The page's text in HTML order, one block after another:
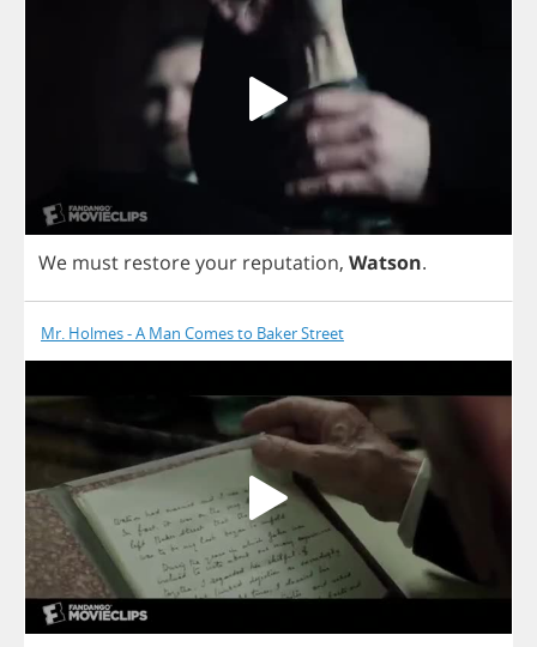
We must restoreyour reputation, Watson.
Mr. Holmes - A Man Comes to Baker Street